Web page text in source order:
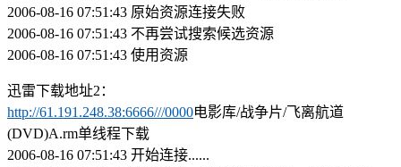
2006-08-16 07:51:43 原始资源连接失败
2006-08-16 07:51:43 不再尝试搜索候选资源
2006-08-16 07:51:43 使用资源
迅雷下载地址2：
http://61.191.248.38:6666///0000电影库/战争片/飞离航道
(DVD)A.rm单线程下载
2006-08-16 07:51:43 开始连接......